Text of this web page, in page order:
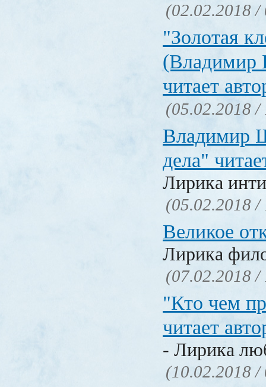
(02.02.2018 /
"Золотая
(Владимир
читает
(05.02.2018 /
Владимир
дела"
Лирика
(05.02.2018 /
Великое
Лирика
(07.02.2018 /
"Кто чем
читает
- Лирика
(10.02.2018 /